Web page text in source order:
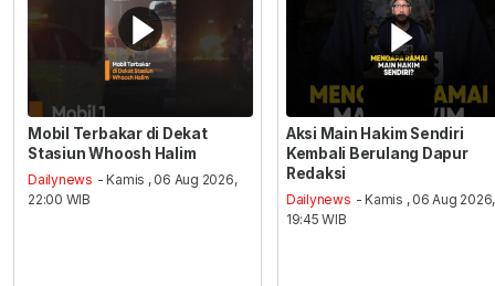
Mobil Terbakar di Dekat
Stasiun Whoosh Halim
Dailynews - Kamis , 06 Aug 2026,
22:00 WIB
Aksi Main Hakim Sendiri
Kembali Berulang Dapur
Redaksi
Dailynews - Kamis , 06 Aug 2026,
19:45 WIB